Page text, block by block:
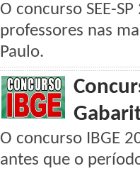
O concurso SEE-
professores nas
Paulo.
O concurso IBGE
antes que o